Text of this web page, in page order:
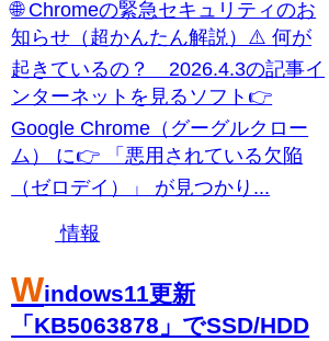
🌐 Chromeの緊急セキュリティのお
知らせ（超かんたん解説）⚠️ 何が
起きているの？ 2026.4.3の記事イ
ンターネットを見るソフト👉
Google Chrome（グーグルクロー
ム） に👉 「悪用されている欠陥
（ゼロデイ）」 が見つかり...
情報
Windows11更新
「KB5063878」でSSD/HDD